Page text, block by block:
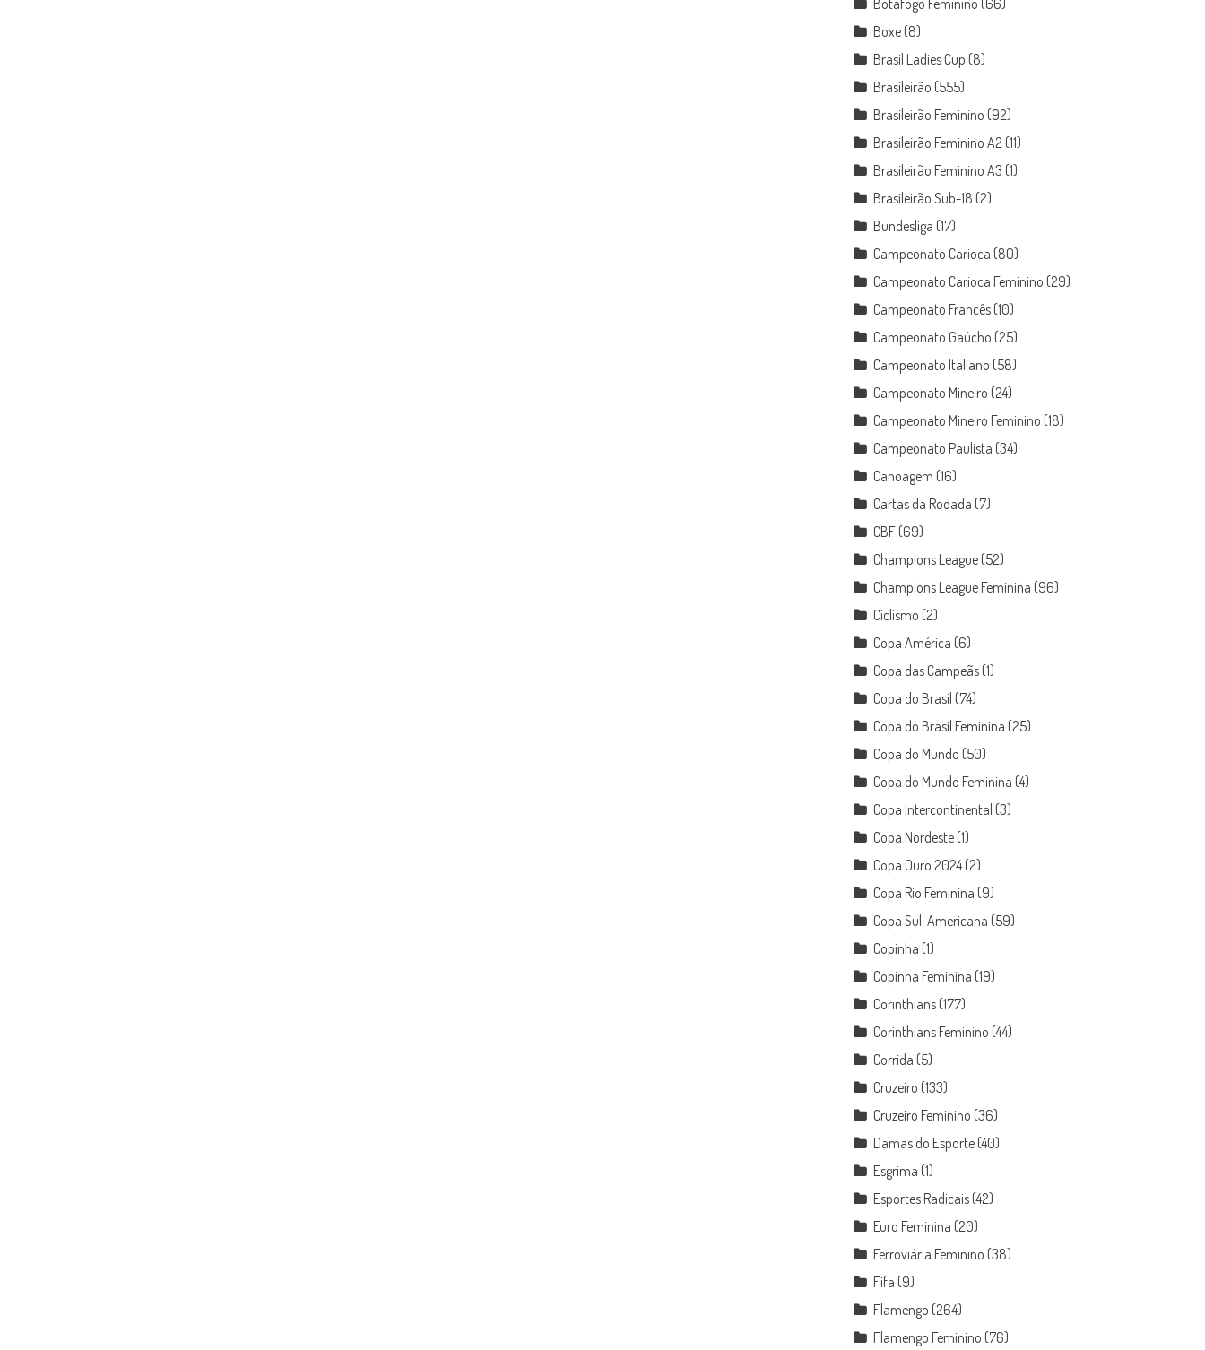
Botafogo Feminino (66)
Boxe (8)
Brasil Ladies Cup (8)
Brasileirão (555)
Brasileirão Feminino (92)
Brasileirão Feminino A2 (11)
Brasileirão Feminino A3 (1)
Brasileirão Sub-18 (2)
Bundesliga (17)
Campeonato Carioca (80)
Campeonato Carioca Feminino (29)
Campeonato Francês (10)
Campeonato Gaúcho (25)
Campeonato Italiano (58)
Campeonato Mineiro (24)
Campeonato Mineiro Feminino (18)
Campeonato Paulista (34)
Canoagem (16)
Cartas da Rodada (7)
CBF (69)
Champions League (52)
Champions League Feminina (96)
Ciclismo (2)
Copa América (6)
Copa das Campeãs (1)
Copa do Brasil (74)
Copa do Brasil Feminina (25)
Copa do Mundo (50)
Copa do Mundo Feminina (4)
Copa Intercontinental (3)
Copa Nordeste (1)
Copa Ouro 2024(2)
Copa Rio Feminina (9)
Copa Sul-Americana (59)
Copinha (1)
Copinha Feminina (19)
Corinthians (177)
Corinthians Feminino (44)
Corrida (5)
Cruzeiro (133)
Cruzeiro Feminino (36)
Damas do Esporte (40)
Esgrima (1)
Esportes Radicais (42)
Euro Feminina (20)
Ferroviária Feminino (38)
Fifa (9)
Flamengo (264)
Flamengo Feminino (76)